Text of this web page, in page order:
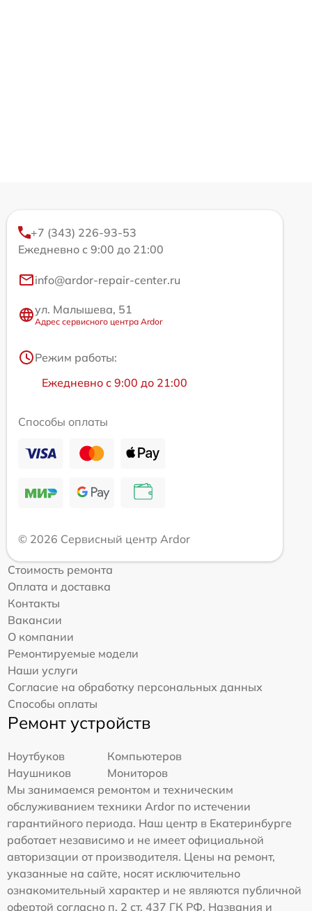
+7 (343) 226-93-53
Ежедневно с 9:00 до 21:00
info@ardor-repair-center.ru
ул. Малышева, 51
Адрес сервисного центра Ardor
Режим работы:
Ежедневно с 9:00 до 21:00
Способы оплаты
© 2026 Сервисный центр Ardor
Стоимость ремонта
Оплата и доставка
Контакты
Вакансии
О компании
Ремонтируемые модели
Наши услуги
Согласие на обработку персональных данных
Способы оплаты
Ремонт устройств
Ноутбуков
Компьютеров
Наушников
Мониторов
Мы занимаемся ремонтом и техническим
обслуживанием техники Ardor по истечении
гарантийного периода. Наш центр в Екатеринбурге
работает независимо и не имеет официальной
авторизации от производителя. Цены на ремонт,
указанные на сайте, носят исключительно
ознакомительный характер и не являются публичной
офертой согласно п. 2 ст. 437 ГК РФ. Названия и